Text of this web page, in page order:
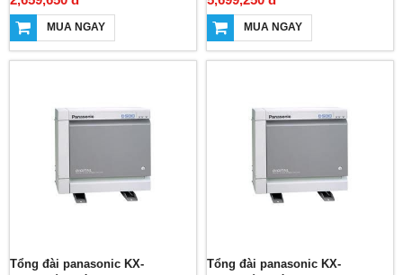
MUA NGAY MUA NGAY
Tổng đài panasonic KX-
Tổng đài panasonic KX-